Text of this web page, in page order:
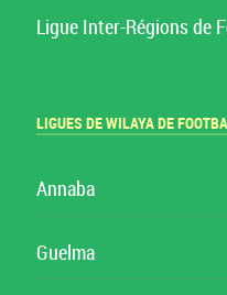
Ligue Inter-Régions de
LIGUES DE WILAYA DE
Annaba
Guelma